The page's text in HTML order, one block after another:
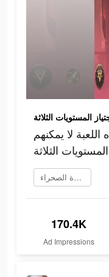
لا يمكنهم
الثلاثة
تنزيل أسطورة الصحراء
170.4K
Ad Impressions